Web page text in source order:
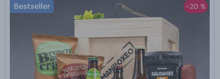
-20 %
Bestseller